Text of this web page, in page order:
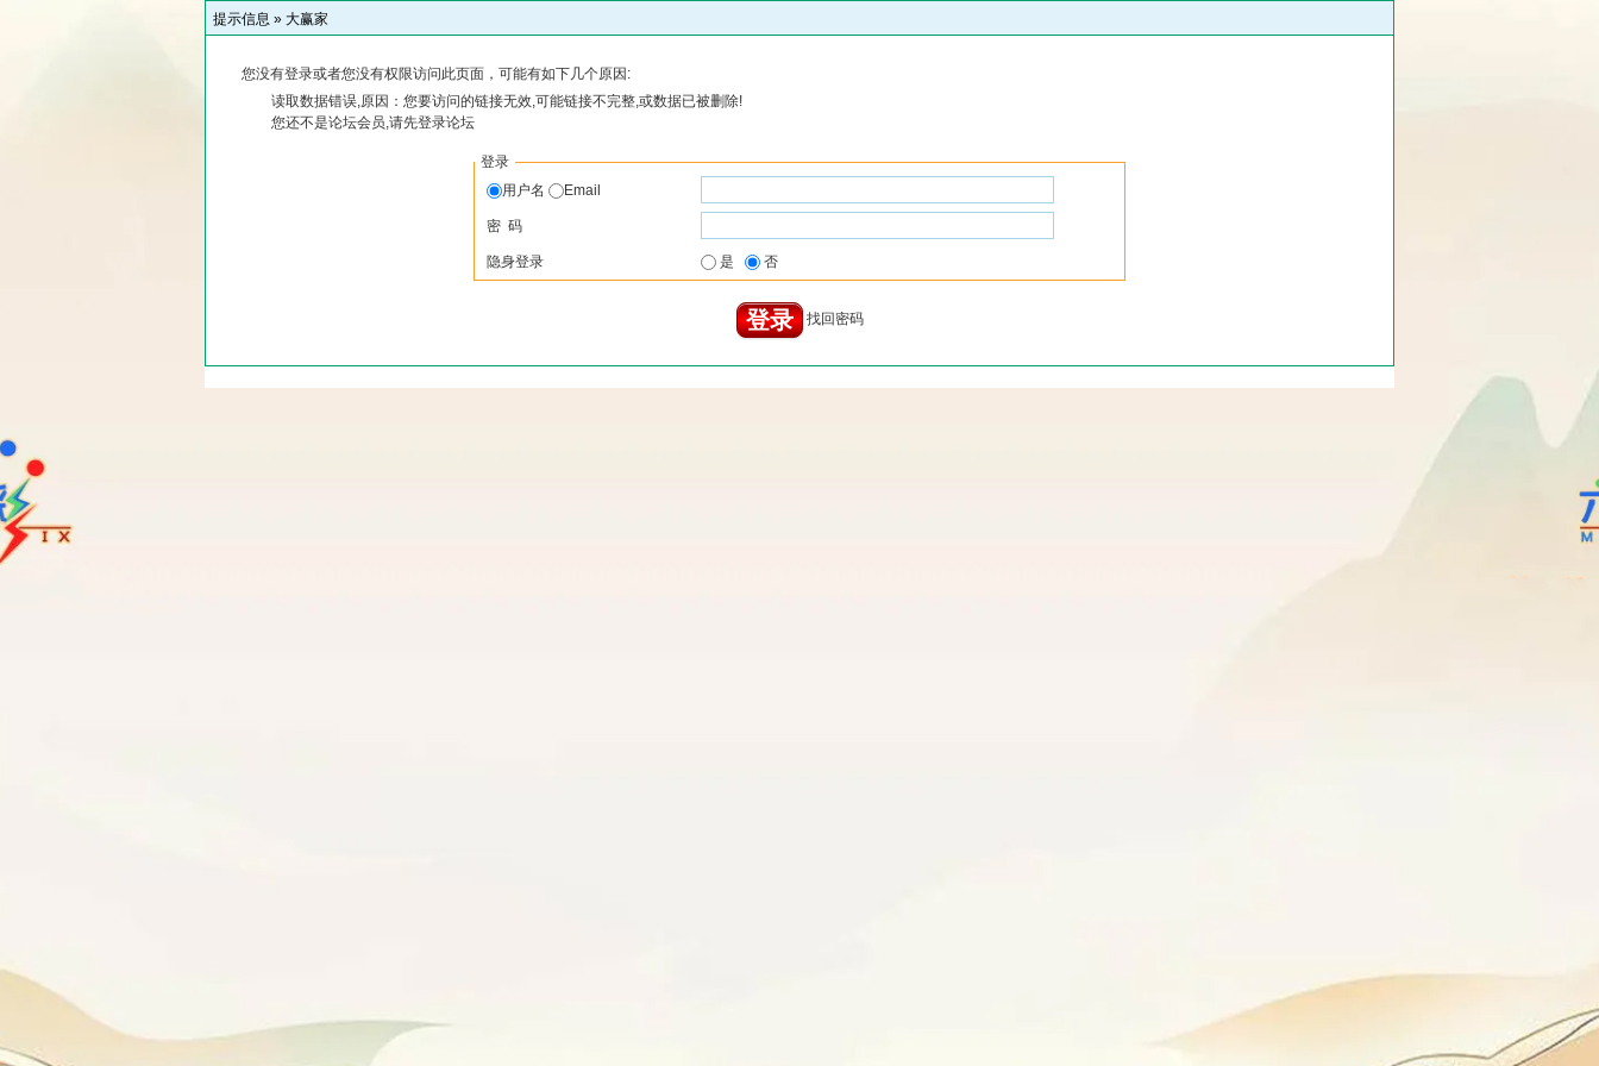
提示信息 » 大赢家
您没有登录或者您没有权限访问此页面，可能有如下几个原因:
读取数据错误,原因：您要访问的链接无效,可能链接不完整,或数据已被删除!
您还不是论坛会员,请先登录论坛
登录
用户名
Email
密 码
隐身登录 是 否
找回密码